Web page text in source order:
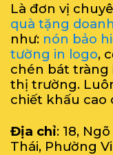
Là đơn vị
quà tặng
như: nón bảo
tường in logo,
chén bát tràng
thị trường.
chiết khấu cao
Địa chỉ: 18,
Thái, Phường